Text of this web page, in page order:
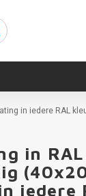
in iedere RAL
in
iedere